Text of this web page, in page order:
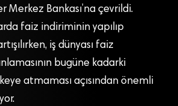
Merkez Bankası’na çevrildi.
faiz indiriminin yapılıp
iş dünyası faiz
bugüne kadarki
atmaması açısından önemli